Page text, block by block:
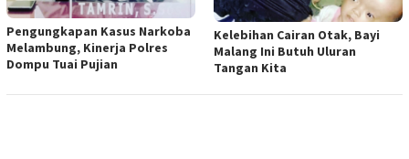
Pengungkapan Kasus Narkoba
Melambung, Kinerja Polres
Dompu Tuai Pujian
Kelebihan Cairan Otak, Bayi
Malang Ini Butuh Uluran
Tangan Kita